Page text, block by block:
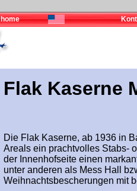
home
Flak Kaserne
Die Flak Kaserne, ab 1936 in
Areals ein prachtvolles Stabs-
der Innenhofseite einen
unter anderen als Mess Hall
Weihnachtsbescherungen mit